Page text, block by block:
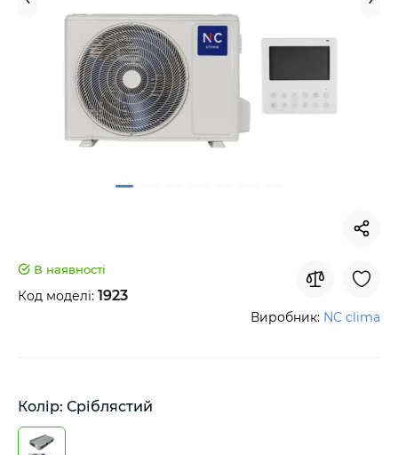
В наявності
Код моделі: 1923
Виробник: NC clima
Колір: Сріблястий